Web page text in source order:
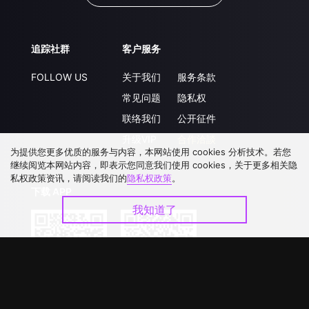
追踪社群
FOLLOW US
客户服务
关于我们
常见问题
联络我们
服务条款
隐私权
公开征件
为提供您更多优质的服务与内容，本网站使用 cookies 分析技术。若您
继续阅览本网站内容，即表示您同意我们使用 cookies，关于更多相关隐
私权政策资讯，请阅读我们的隐私权政策。
我知道了